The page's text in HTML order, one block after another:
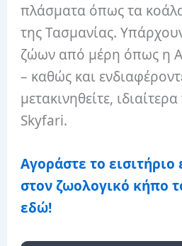
πλάσματα όπως τα
της Τασμανίας.
ζώων από μέρη όπως η
– καθώς και
μετακινηθείτε,
Skyfari.
Αγοράστε το εισιτήριο
στον ζωολογικό κήπο
εδώ!